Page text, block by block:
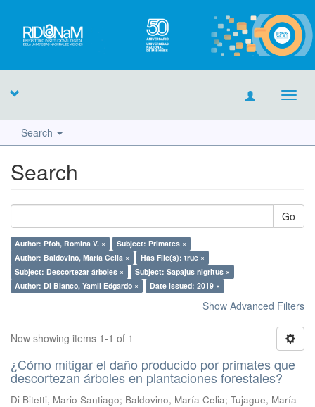
Search
Search
Go
Author: Pfoh, Romina V. ×
Subject: Primates ×
Author: Baldovino, María Celia ×
Has File(s): true ×
Subject: Descortezar árboles ×
Subject: Sapajus nigritus ×
Author: Di Blanco, Yamil Edgardo ×
Date issued: 2019 ×
Show Advanced Filters
Now showing items 1-1 of 1
¿Cómo mitigar el daño producido por primates que
descortezan árboles en plantaciones forestales?
Di Bitetti, Mario Santiago; Baldovino, María Celia; Tujague, María